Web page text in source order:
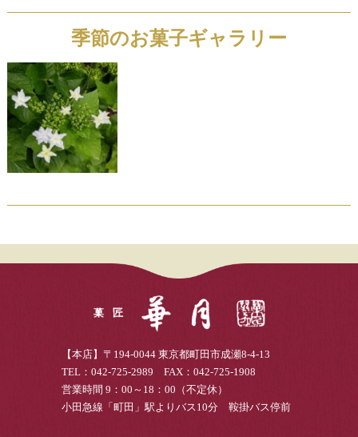
季節のお菓子ギャラリー
【本店】〒194-0044 東京都町田市成瀬8-4-13
TEL：042-725-2989 FAX：042-725-1908
営業時間 9：00～18：00（不定休）
小田急線「町田」駅よりバス10分 鞍掛バス停前